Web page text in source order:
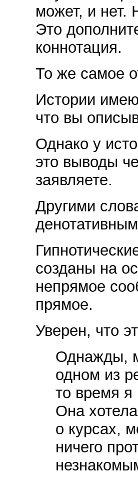
может, и нет.
Это
коннотация.
То же самое
Истории
что вы
Однако у
это выводы
заявляете.
Другими
созданы на
непрямое
прямое.
Уверен, что
Однажды,
одном из
то время я
Она
о курсах,
ничего